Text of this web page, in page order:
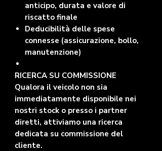
anticipo, durata e valore di
riscatto finale
Deducibilità delle spese
connesse (assicurazione, bollo,
manutenzione)
RICERCA SU COMMISSIONE
Qualora il veicolo non sia
immediatamente disponibile nei
nostri stock o presso i partner
diretti, attiviamo una ricerca
dedicata su commissione del
cliente.